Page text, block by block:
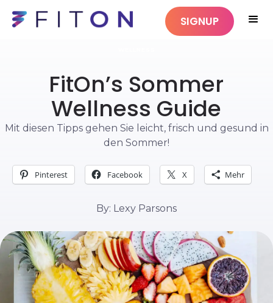
SIGNUP
FitOn’s Sommer
Wellness Guide
Mit diesen Tipps gehen Sie leicht, frisch und gesund in
den Sommer!
Pinterest Facebook X Mehr
By: Lexy Parsons